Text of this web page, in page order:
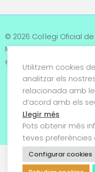
© 2026 Col·legi Oficial de
Metges de Tarragona.
els drets reservats
Utilitzem cookies
analitzar els
relacionada amb
d’acord amb els
Llegir més
Pots obtenir més
teves preferències
Configurar cookies